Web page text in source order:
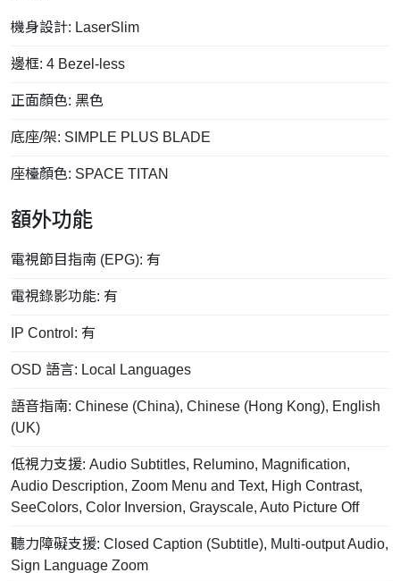
機身設計: LaserSlim
邊框: 4 Bezel-less
正面顏色: 黑色
底座/架: SIMPLE PLUS BLADE
座檯顏色: SPACE TITAN
額外功能
電視節目指南 (EPG): 有
電視錄影功能: 有
IP Control: 有
OSD 語言: Local Languages
語音指南: Chinese (China), Chinese (Hong Kong), English
(UK)
低視力支援: Audio Subtitles, Relumino, Magnification,
Audio Description, Zoom Menu and Text, High Contrast,
SeeColors, Color Inversion, Grayscale, Auto Picture Off
聽力障礙支援: Closed Caption (Subtitle), Multi-output Audio,
Sign Language Zoom